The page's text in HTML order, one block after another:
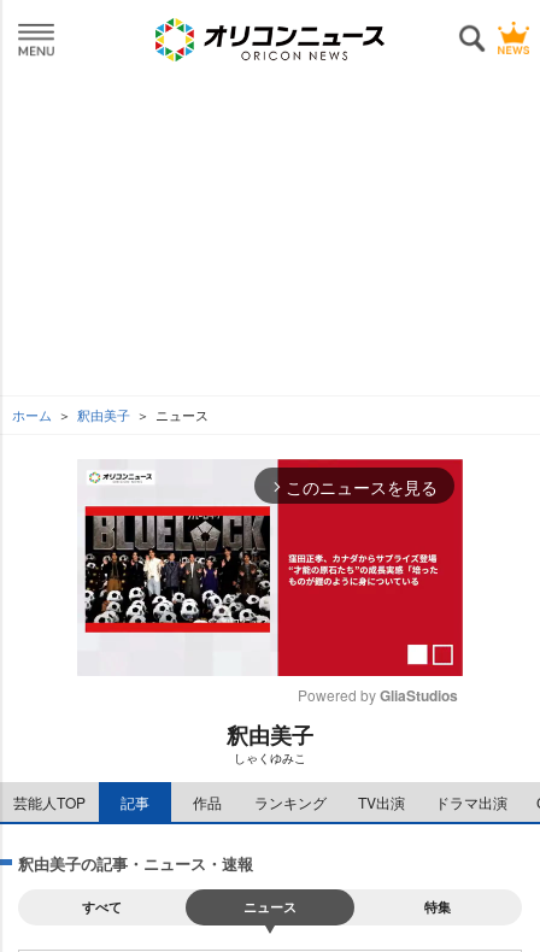
ホーム 釈由美子 ニュース
arrow_forward_ios このニュースを見る
e
Powered by GliaStudios
釈由美子
しゃくゆみこ
芸能人TOP 記事 作品 ランキング TV出演 ドラマ出演
釈由美子の記事・ニュース・速報
すべて ニュース 特集